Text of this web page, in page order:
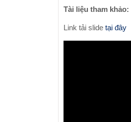
Tài liệu tham khảo:
Link tải slide tại đây